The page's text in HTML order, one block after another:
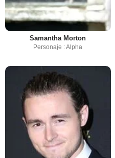
Samantha Morton
Personaje : Alpha